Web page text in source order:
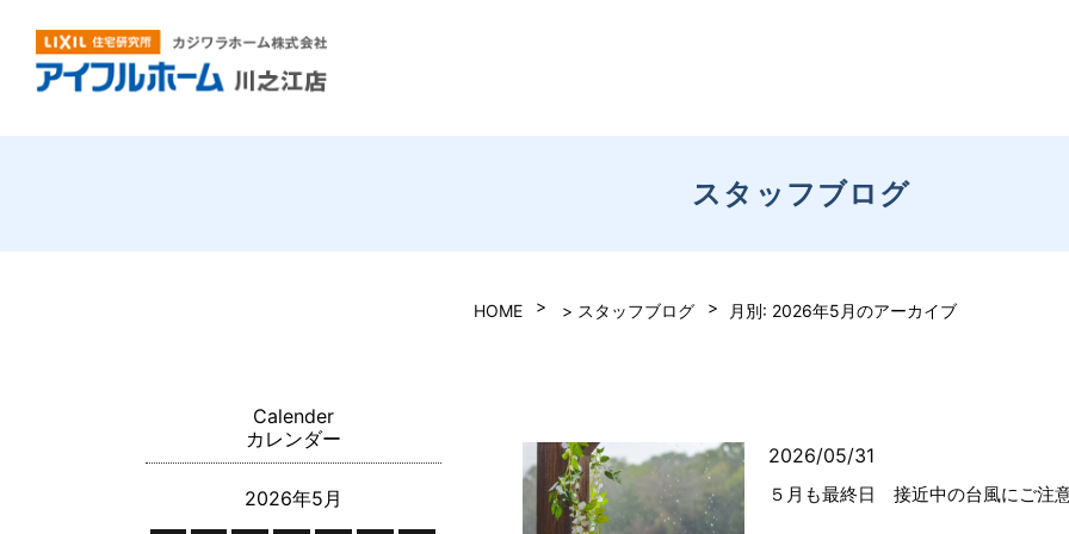
スタッフブログ
HOME > スタッフブログ 月別: 2026年5月のアーカイブ
2026/05/31
５月も最終日 接近中の台風にご注
Calender
カレンダー
2026年5月